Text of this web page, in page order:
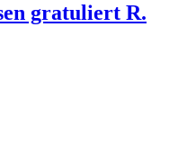
gratuliert R.